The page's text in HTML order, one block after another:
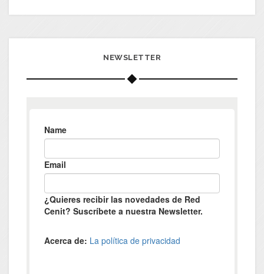
NEWSLETTER